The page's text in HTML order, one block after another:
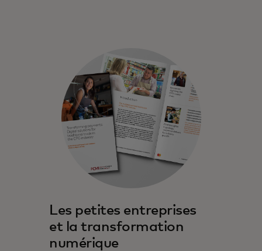
Les petites entreprises
et la transformation
numérique